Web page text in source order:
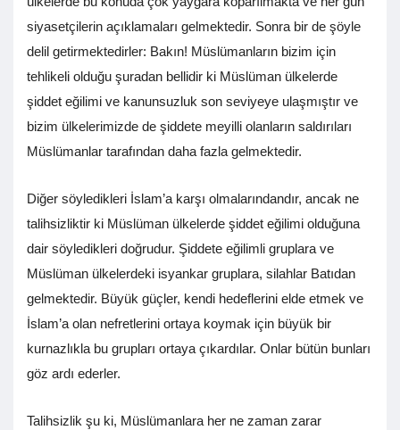
siyasetçilerin açıklamaları gelmektedir. Sonra bir de şöyle
delil getirmektedirler: Bakın! Müslümanların bizim için
tehlikeli olduğu şuradan bellidir ki Müslüman ülkelerde
şiddet eğilimi ve kanunsuzluk son seviyeye ulaşmıştır ve
bizim ülkelerimizde de şiddete meyilli olanların saldırıları
Müslümanlar tarafından daha fazla gelmektedir.
Diğer söyledikleri İslam’a karşı olmalarındandır, ancak ne
talihsizliktir ki Müslüman ülkelerde şiddet eğilimi olduğuna
dair söyledikleri doğrudur. Şiddete eğilimli gruplara ve
Müslüman ülkelerdeki isyankar gruplara, silahlar Batıdan
gelmektedir. Büyük güçler, kendi hedeflerini elde etmek ve
İslam’a olan nefretlerini ortaya koymak için büyük bir
kurnazlıkla bu grupları ortaya çıkardılar. Onlar bütün bunları
göz ardı ederler.
Talihsizlik şu ki, Müslümanlara her ne zaman zarar